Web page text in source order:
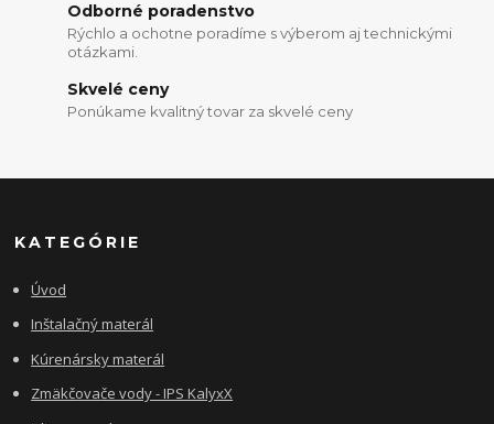
Odborné poradenstvo
Rýchlo a ochotne poradíme s výberom aj technickými
otázkami.
Skvelé ceny
Ponúkame kvalitný tovar za skvelé ceny
KATEGÓRIE
Úvod
Inštalačný materál
Kúrenársky materál
Zmäkčovače vody - IPS KalyxX